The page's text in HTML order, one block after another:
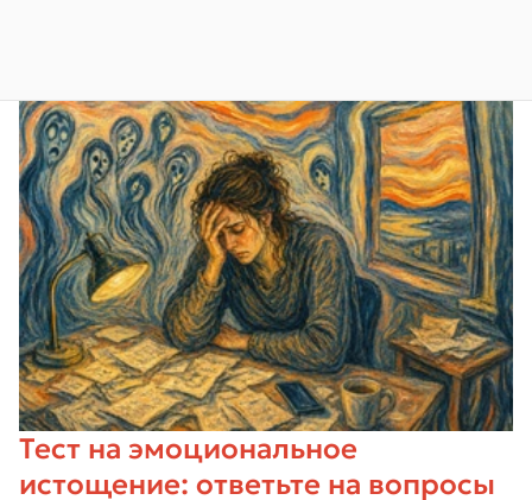
Тест на эмоциональное
истощение: ответьте на вопросы